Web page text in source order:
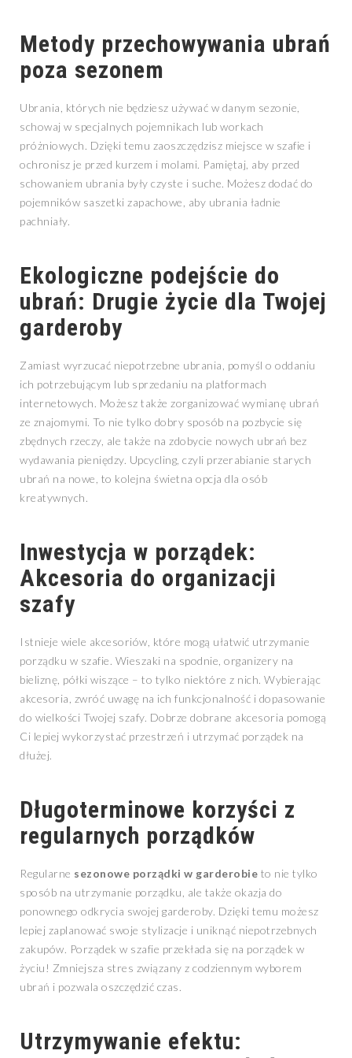
Metody przechowywania ubrań
poza sezonem
Ubrania, których nie będziesz używać w danym sezonie,
schowaj w specjalnych pojemnikach lub workach
próżniowych. Dzięki temu zaoszczędzisz miejsce w szafie i
ochronisz je przed kurzem i molami. Pamiętaj, aby przed
schowaniem ubrania były czyste i suche. Możesz dodać do
pojemników saszetki zapachowe, aby ubrania ładnie
pachniały.
Ekologiczne podejście do
ubrań: Drugie życie dla Twojej
garderoby
Zamiast wyrzucać niepotrzebne ubrania, pomyśl o oddaniu
ich potrzebującym lub sprzedaniu na platformach
internetowych. Możesz także zorganizować wymianę ubrań
ze znajomymi. To nie tylko dobry sposób na pozbycie się
zbędnych rzeczy, ale także na zdobycie nowych ubrań bez
wydawania pieniędzy. Upcycling, czyli przerabianie starych
ubrań na nowe, to kolejna świetna opcja dla osób
kreatywnych.
Inwestycja w porządek:
Akcesoria do organizacji
szafy
Istnieje wiele akcesoriów, które mogą ułatwić utrzymanie
porządku w szafie. Wieszaki na spodnie, organizery na
bieliznę, półki wiszące – to tylko niektóre z nich. Wybierając
akcesoria, zwróć uwagę na ich funkcjonalność i dopasowanie
do wielkości Twojej szafy. Dobrze dobrane akcesoria pomogą
Ci lepiej wykorzystać przestrzeń i utrzymać porządek na
dłużej.
Długoterminowe korzyści z
regularnych porządków
Regularne sezonowe porządki w garderobie to nie tylko
sposób na utrzymanie porządku, ale także okazja do
ponownego odkrycia swojej garderoby. Dzięki temu możesz
lepiej zaplanować swoje stylizacje i uniknąć niepotrzebnych
zakupów. Porządek w szafie przekłada się na porządek w
życiu! Zmniejsza stres związany z codziennym wyborem
ubrań i pozwala oszczędzić czas.
Utrzymywanie efektu: